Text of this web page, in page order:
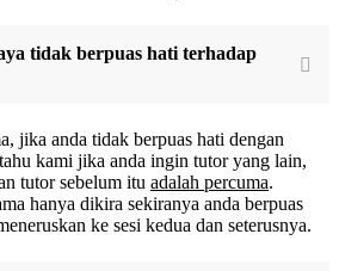
tidak berpuas hati terhadap
jika anda tidak berpuas hati dengan
kami jika anda ingin tutor yang lain,
tutor sebelum itu adalah percuma.
hanya dikira sekiranya anda berpuas
ke sesi kedua dan seterusnya.